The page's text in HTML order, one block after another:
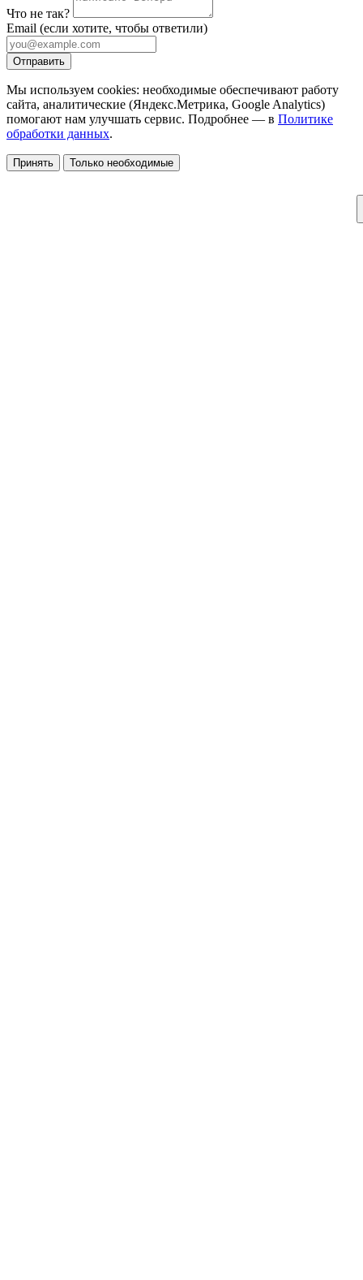
Что не так?
Email (если хотите, чтобы ответили)
Отправить
Мы используем cookies: необходимые обеспечивают работу
сайта, аналитические (Яндекс.Метрика, Google Analytics)
помогают нам улучшать сервис. Подробнее — в Политике
обработки данных.
Принять Только необходимые